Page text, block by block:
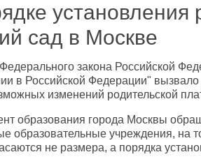
установления
сад в Москве
закона Российской
в Российской Федерации"
изменений родительской
образования города Москвы
образовательные учреждения, на
не размера, а порядка